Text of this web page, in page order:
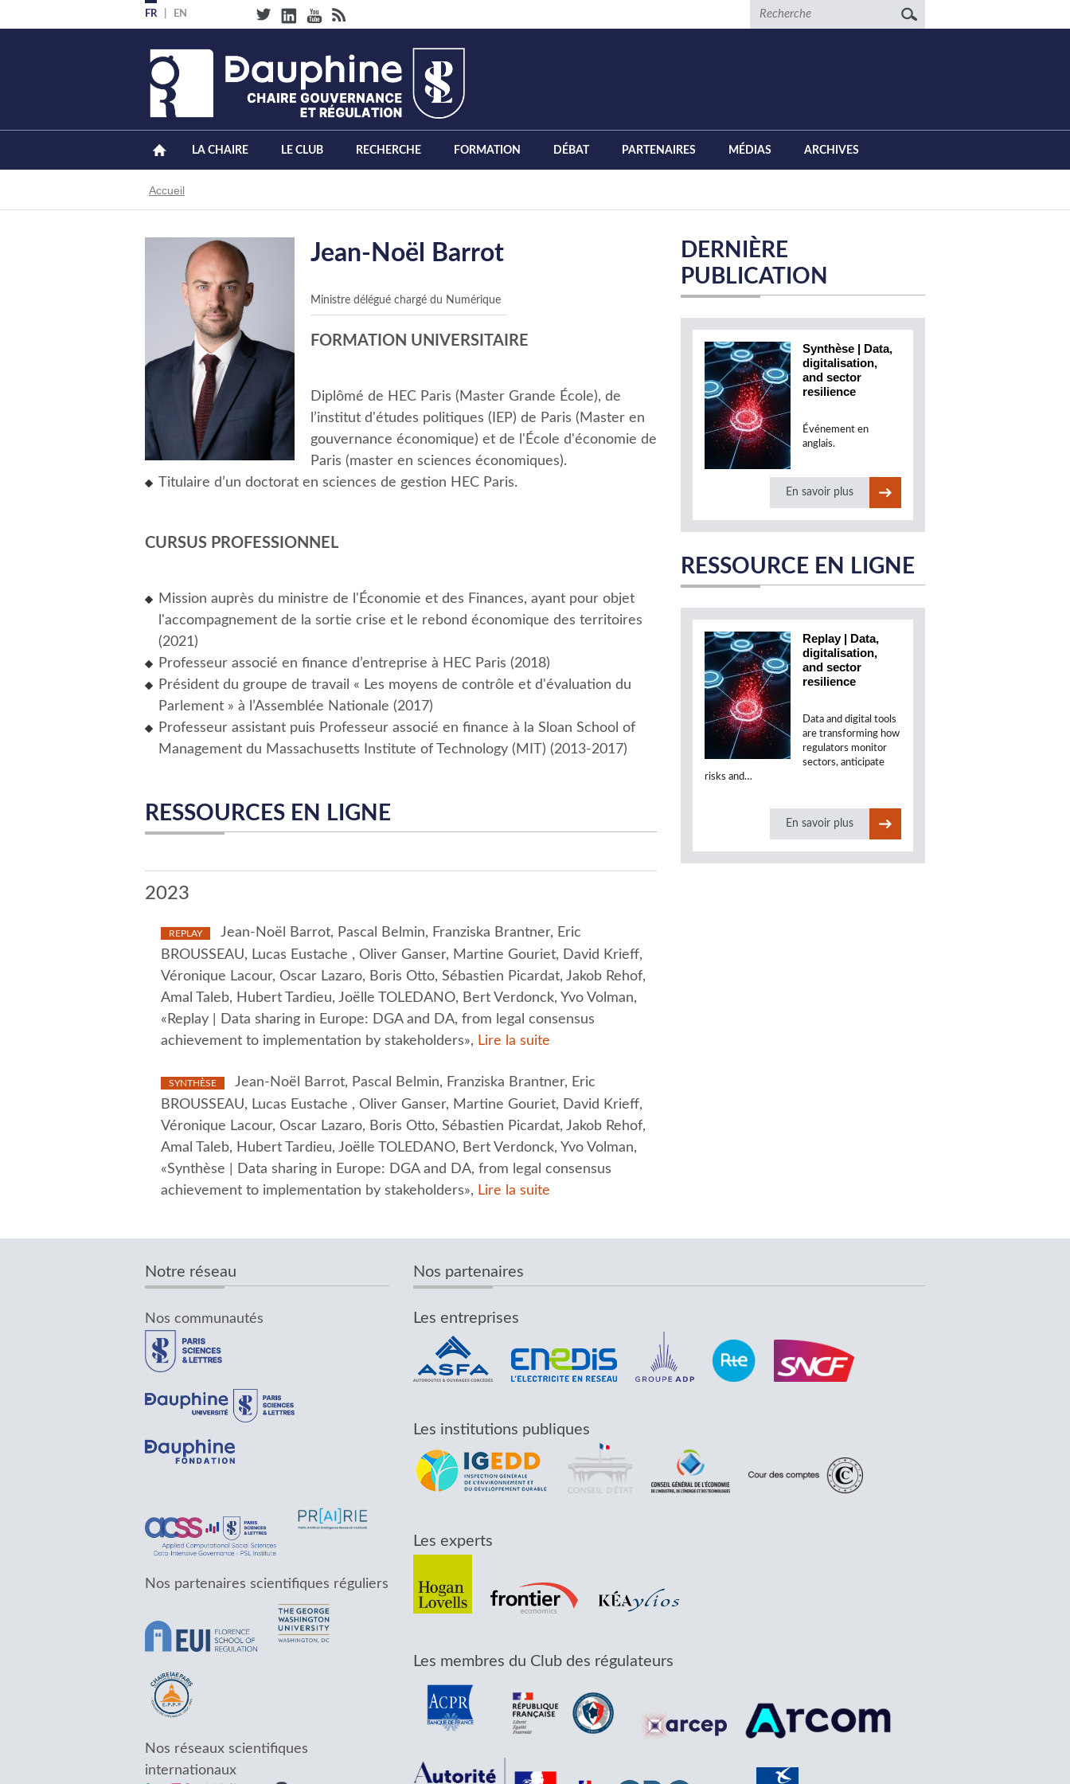
au
FR EN Recherche
LA CHAIRE LE CLUB RECHERCHE FORMATION DÉBAT PARTENAIRES MÉDIAS ARCHIVES
Fil
d'Ariane
Accueil
Jean-Noël Barrot
Ministre délégué chargé du Numérique
FORMATION UNIVERSITAIRE
Diplômé de HEC Paris (Master Grande École), de
l’institut d'études politiques (IEP) de Paris (Master en
gouvernance économique) et de l'École d'économie de
Paris (master en sciences économiques).
Titulaire d’un doctorat en sciences de gestion HEC Paris.
CURSUS PROFESSIONNEL
Mission auprès du ministre de l'Économie et des Finances, ayant pour objet
l'accompagnement de la sortie crise et le rebond économique des territoires
(2021)
Professeur associé en finance d’entreprise à HEC Paris (2018)
Président du groupe de travail « Les moyens de contrôle et d'évaluation du
Parlement » à l’Assemblée Nationale (2017)
Professeur assistant puis Professeur associé en finance à la Sloan School of
Management du Massachusetts Institute of Technology (MIT) (2013-2017)
RESSOURCES EN LIGNE
2023
REPLAY
Jean-Noël Barrot, Pascal Belmin, Franziska Brantner, Eric
BROUSSEAU, Lucas Eustache , Oliver Ganser, Martine Gouriet, David Krieff,
Véronique Lacour, Oscar Lazaro, Boris Otto, Sébastien Picardat, Jakob Rehof,
Amal Taleb, Hubert Tardieu, Joëlle TOLEDANO, Bert Verdonck, Yvo Volman,
«Replay | Data sharing in Europe: DGA and DA, from legal consensus
achievement to implementation by stakeholders», Lire la suite
SYNTHÈSE
Jean-Noël Barrot, Pascal Belmin, Franziska Brantner, Eric
BROUSSEAU, Lucas Eustache , Oliver Ganser, Martine Gouriet, David Krieff,
Véronique Lacour, Oscar Lazaro, Boris Otto, Sébastien Picardat, Jakob Rehof,
Amal Taleb, Hubert Tardieu, Joëlle TOLEDANO, Bert Verdonck, Yvo Volman,
«Synthèse | Data sharing in Europe: DGA and DA, from legal consensus
achievement to implementation by stakeholders», Lire la suite
DERNIÈRE
PUBLICATION
Synthèse | Data,
digitalisation,
and sector
resilience
Événement en
anglais.
En savoir plus
RESSOURCE EN LIGNE
Replay | Data,
digitalisation,
and sector
resilience
Data and digital tools
are transforming how
regulators monitor
sectors, anticipate
risks and…
En savoir plus
Notre réseau
Nos communautés
Nos partenaires scientifiques réguliers
Nos réseaux scientifiques
internationaux
Nos partenaires
Les entreprises
Les institutions publiques
Les experts
Les membres du Club des régulateurs